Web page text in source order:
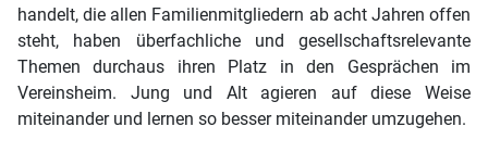
handelt, die allen Familienmitgliedern ab acht Jahren offen
steht, haben überfachliche und gesellschaftsrelevante
Themen durchaus ihren Platz in den Gesprächen im
Vereinsheim. Jung und Alt agieren auf diese Weise
miteinander und lernen so besser miteinander umzugehen.